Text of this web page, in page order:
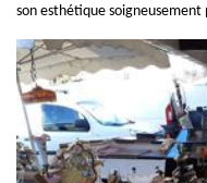
son esthétique